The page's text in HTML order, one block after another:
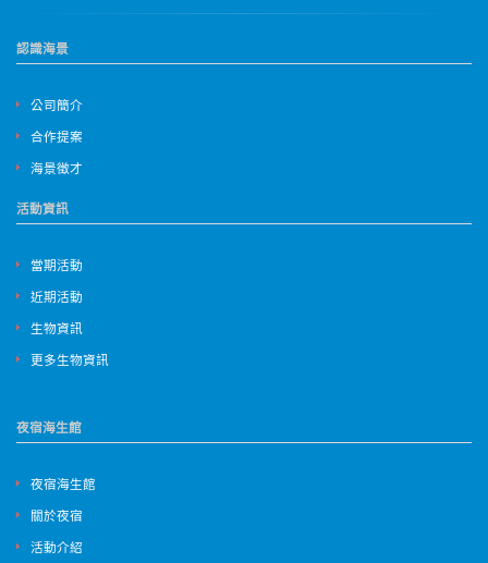
認識海景
公司簡介
合作提案
海景徵才
活動資訊
當期活動
近期活動
生物資訊
更多生物資訊
夜宿海生館
夜宿海生館
關於夜宿
活動介紹